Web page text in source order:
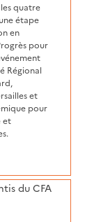
quatre
étape
en
pour
Régional
et
pour
et